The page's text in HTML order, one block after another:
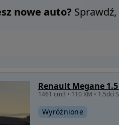
nowe auto?
Renault Megane
1461 cm3 • 110 KM • 1.5dci
Wyróżnione